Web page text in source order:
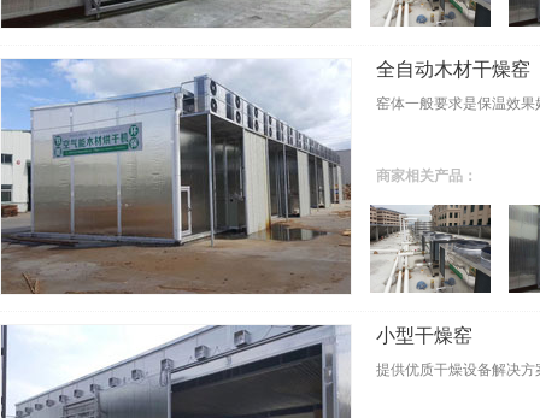
全自动木材干燥窑
窑体一般要求是保温效
商家相关产品：
小型干燥窑
提供优质干燥设备解决方